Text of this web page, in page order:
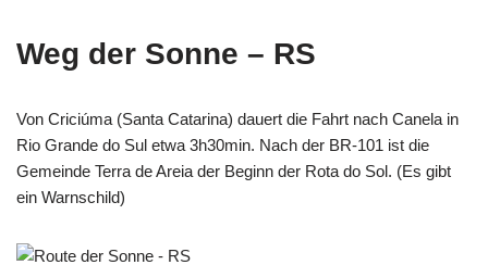
Weg der Sonne – RS
Von Criciúma (Santa Catarina) dauert die Fahrt nach Canela in
Rio Grande do Sul etwa 3h30min. Nach der BR-101 ist die
Gemeinde Terra de Areia der Beginn der Rota do Sol. (Es gibt
ein Warnschild)